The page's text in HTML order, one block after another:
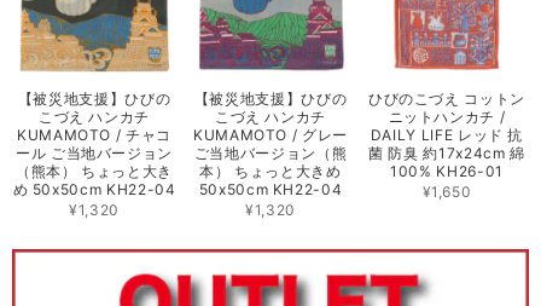
【被災地支援】ひびの
こづえ ハンカチ
KUMAMOTO / チャコ
ール ご当地バージョン
（熊本） ちょっと大き
め 50x50cm KH22-04
¥1,320
【被災地支援】ひびの
こづえ ハンカチ
KUMAMOTO / グレー
ご当地バージョン（熊
本） ちょっと大きめ
50x50cm KH22-04
¥1,320
ひびのこづえ コットン
ニットハンカチ /
DAILY LIFE レッド 抗
菌 防臭 約17x24cm 綿
100% KH26-01
¥1,650